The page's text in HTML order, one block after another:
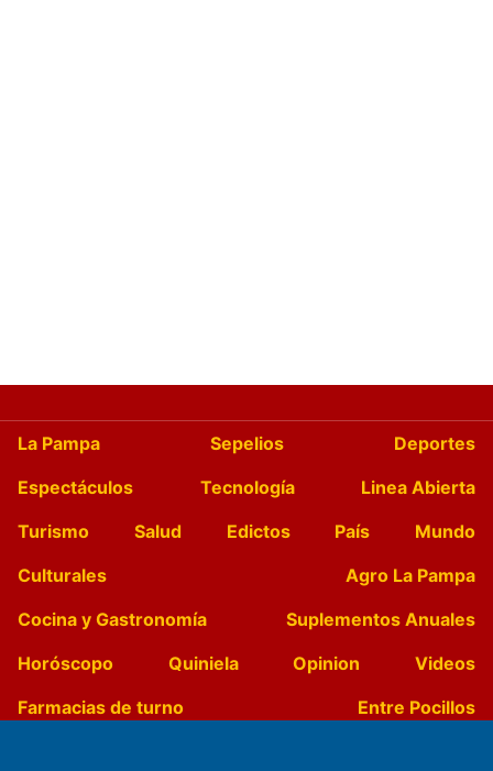
La Pampa Sepelios
Deportes
Espectáculos
Tecnología
Linea Abierta
Turismo
Salud Edictos País
Mundo
Culturales
Agro La Pampa
Cocina y Gastronomía
Suplementos Anuales
Horóscopo
Quiniela Opinion
Videos
Farmacias de turno
Entre Pocillos